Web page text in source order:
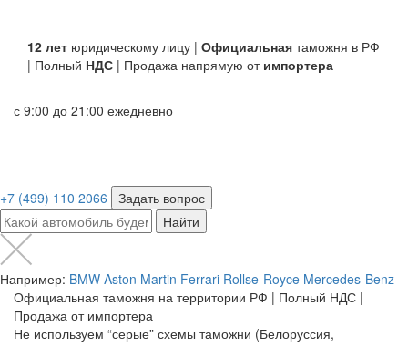
12 лет юридическому лицу | Официальная таможня в РФ
| Полный НДС | Продажа напрямую от импортера
с 9:00 до 21:00 ежедневно
+7 (499) 110 2066
Задать вопрос
Найти
Например: BMW Aston Martin Ferrari Rollse-Royce Mercedes-Benz
Официальная таможня на территории РФ | Полный НДС |
Продажа от импортера
Не используем “серые” схемы таможни (Белоруссия,